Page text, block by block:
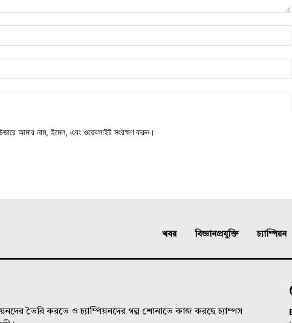
আমার নাম, ইমেল, এবং ওয়েবসাইট সংরক্ষণ করুন।
খবর বিজ্ঞানপ্রযুক্তি চ্যাম্পিয়ন
তৈরি করতে ও চ্যাম্পিয়নদের গল্প শোনাতে কাজ করছে চ্যাম্পস